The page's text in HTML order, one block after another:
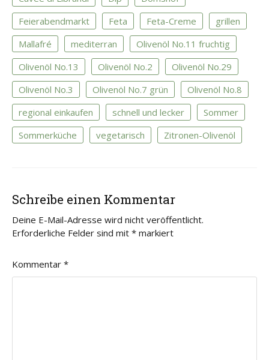
Feierabendmarkt
Feta Feta-Creme
grillen
Mallafré
mediterran
Olivenöl No.11 fruchtig
Olivenöl No.13
Olivenöl No.2
Olivenöl No.29
Olivenöl No.3
Olivenöl No.7 grün
Olivenöl No.8
regional einkaufen
schnell und lecker
Sommer
Sommerküche
vegetarisch Zitronen-Olivenöl
Schreibe einen Kommentar
Deine E-Mail-Adresse wird nicht veröffentlicht.
Erforderliche Felder sind mit * markiert
Kommentar *